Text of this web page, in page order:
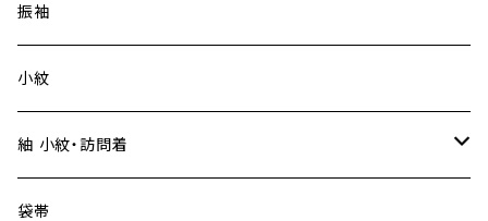
振袖
小紋
紬 小紋・訪問着
大島紬
袋帯